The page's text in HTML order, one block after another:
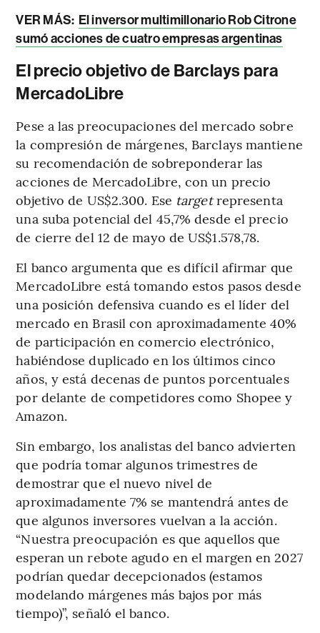
VER MÁS: El inversor multimillonario Rob Citrone
sumó acciones de cuatro empresas argentinas
El precio objetivo de Barclays para
MercadoLibre
Pese a las preocupaciones del mercado sobre
la compresión de márgenes, Barclays mantiene
su recomendación de sobreponderar las
acciones de MercadoLibre, con un precio
objetivo de US$2.300. Ese targetrepresenta
una suba potencial del 45,7% desde el precio
de cierre del 12 de mayo de US$1.578,78.
El banco argumenta que es difícil afirmar que
MercadoLibre está tomando estos pasos desde
una posición defensiva cuando es el líder del
mercado en Brasil con aproximadamente 40%
de participación en comercio electrónico,
habiéndose duplicado en los últimos cinco
años, y está decenas de puntos porcentuales
por delante de competidores como Shopee y
Amazon.
Sin embargo, los analistas del banco advierten
que podría tomar algunos trimestres de
demostrar que el nuevo nivel de
aproximadamente 7% se mantendrá antes de
que algunos inversores vuelvan a la acción.
“Nuestra preocupación es que aquellos que
esperan un rebote agudo en el margen en 2027
podrían quedar decepcionados (estamos
modelando márgenes más bajos por más
tiempo)”, señaló el banco.